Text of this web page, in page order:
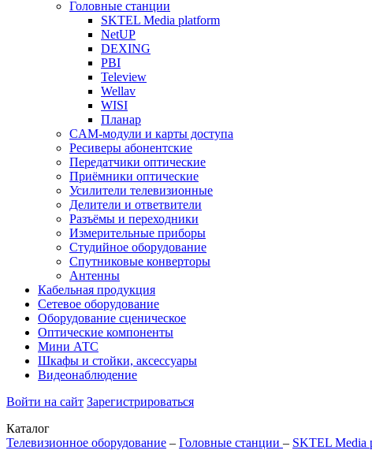
Головные станции
SKTEL Media platform
NetUP
DEXING
PBI
Teleview
Wellav
WISI
Планар
CAM-модули и карты доступа
Ресиверы абонентские
Передатчики оптические
Приёмники оптические
Усилители телевизионные
Делители и ответвители
Разъёмы и переходники
Измерительные приборы
Студийное оборудование
Спутниковые конверторы
Антенны
Кабельная продукция
Сетевое оборудование
Оборудование сценическое
Оптические компоненты
Мини АТС
Шкафы и стойки, аксессуары
Видеонаблюдение
Войти на сайт Зарегистрироваться
Каталог
Телевизионное оборудование – Головные станции – SKTEL Media